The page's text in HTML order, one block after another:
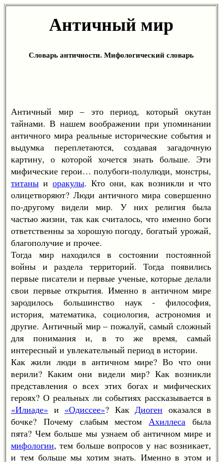
Античный мир
Словарь античности. Мифологический словарь
Античный мир – это период, который окутан
тайнами. В нашем воображении при упоминании
античного мира реальные исторические события и
выдумка переплетаются, создавая загадочную
картину, о которой хочется знать больше. Эти
мифические герои… полубоги-полулюди, монстры,
титаны и оракулы. Кто они, как возникли и что
олицетворяют? Люди античного мира совершенно
по-другому видели мир. У них религия была
частью жизни, так как считалось, что именно боги
ответственны за хорошую погоду, богатый урожай,
благополучие и прочее.
Тогда мир находился в состоянии постоянной
войны и раздела территорий. Тогда появились
первые писатели и первые ученые, которые делали
свои первые открытия. Именно в античном мире
зародилось большинство наук - философия,
история, математика, социология, астрономия и
другие. Античный мир – пожалуй, самый сложный
для понимания и, в то же время, самый
интересный и увлекательный период в истории.
Как жили люди в античном мире? Во что они
верили? Каким они видели мир? Как возникли
представления о всех этих богах и мифических
героях? О реальных ли событиях рассказывается в
«Илиаде» и «Одиссее»? Как Диоген оказался в
бочке? Почему слабым местомАхиллеса была
пята? Чем больше мы узнаем об античном мире и
мифологии, тем больше вопросов у нас возникает,
и тем больше мы хотим знать. Именно в этом и